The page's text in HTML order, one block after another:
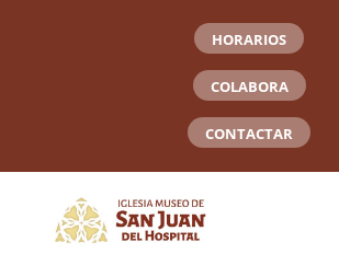
HORARIOS
COLABORA
CONTACTAR